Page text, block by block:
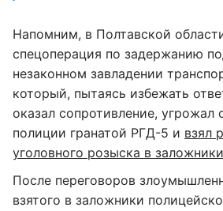
Напомним, в Полтавской
спецоперация по задержанию
незаконном завладении
который, пытаясь избежать
оказал сопротивление, угрожал
полиции гранатой РГД-5 и взял
уголовного розыска в заложники
После переговоров
взятого в заложники